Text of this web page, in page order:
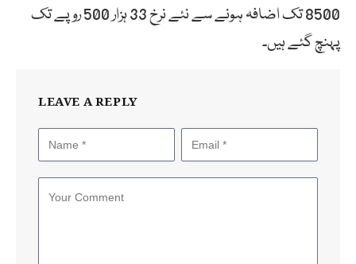
8500 تک اضافہ ہونے سے نئے نرخ 33 ہزار 500 روپے تک
پہنچ گئے ہیں۔
LEAVE A REPLY